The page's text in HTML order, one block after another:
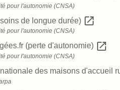
pour l'autonomie (CNSA)
de longue durée) open_in_new
pour l'autonomie (CNSA)
(perte d'autonomie) open_in_new
pour l'autonomie (CNSA)
des maisons d'accueil